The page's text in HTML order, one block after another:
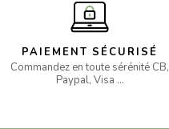
PAIEMENT SÉCURISÉ
Commandez en toute sérénité CB,
Paypal, Visa …